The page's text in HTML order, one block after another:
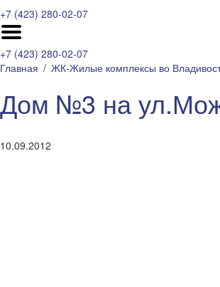
+7 (423) 280-02-07
+7 (423) 280-02-07
Главная
ЖК-Жилые комплексы во
Дом №3 на
10.09.2012